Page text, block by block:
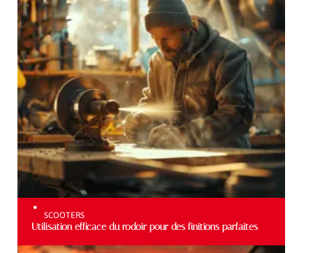
SCOOTERS
Utilisation efficace du rodoir pour des finitions parfaites